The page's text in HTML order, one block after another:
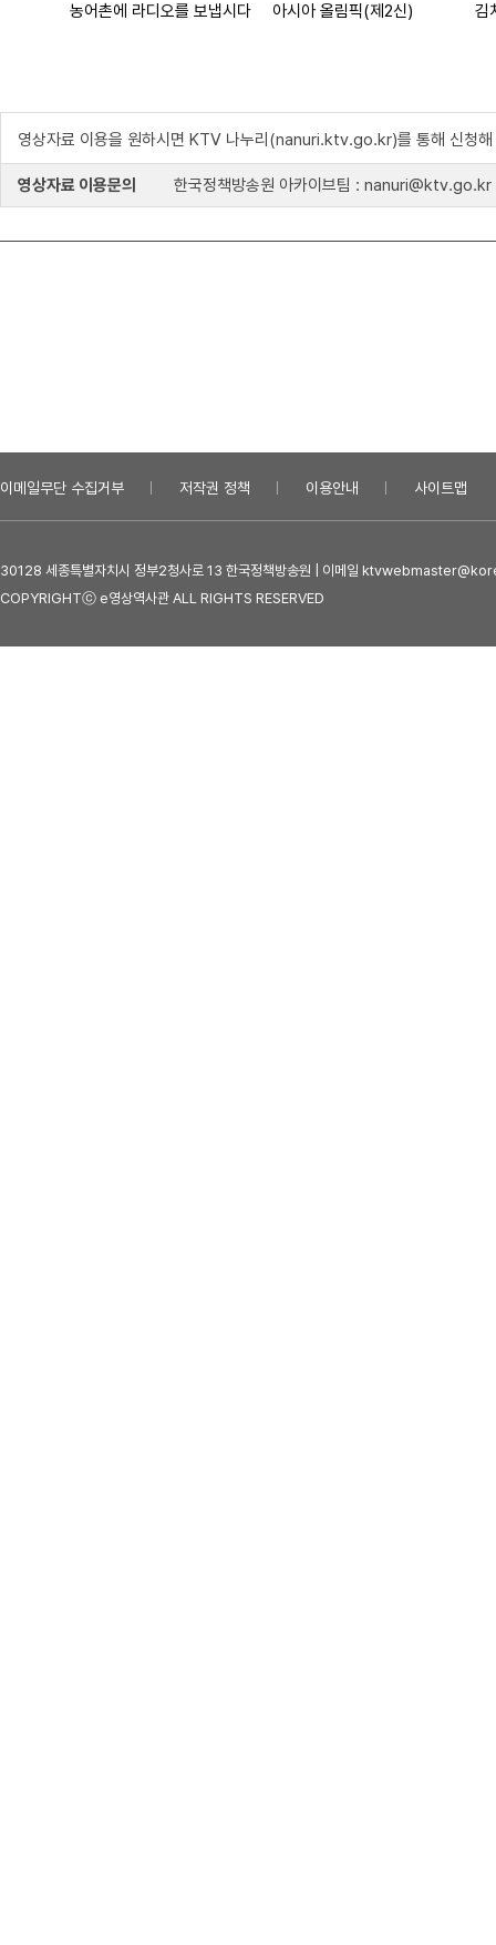
농어촌에 라디오를 보냅시다 아시아 올림픽(제2신) 김
영상자료 이용을 원하시면 KTV 나누리(nanuri.ktv.go.kr)를 통해 신청해
영상자료 이용문의 한국정책방송원 아카이브팀 : nanuri@ktv.go.kr
이메일무단 수집거부 저작권 정책 이용안내 사이트맵
30128 세종특별자치시 정부2청사로 13 한국정책방송원 | 이메일
COPYRIGHTⓒ e영상역사관 ALL RIGHTS RESERVED